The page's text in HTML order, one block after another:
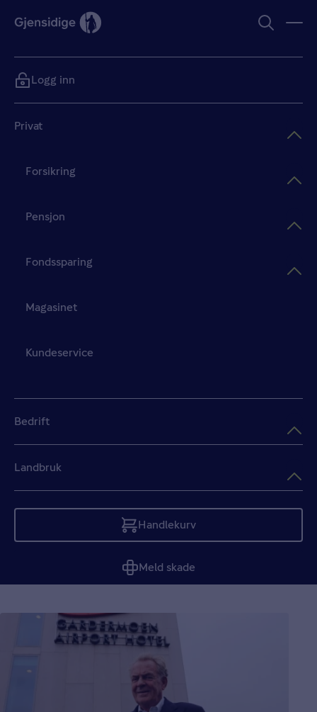
Privat
Forsikring
Pensjon
Fondssparing
Magasinet
Kundeservice
Bedrift
Landbruk
Handlekurv
Tom
Meld skade
Logg inn